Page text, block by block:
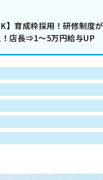
育成枠採用！研修制度
店長⇒1～5万円給与UP